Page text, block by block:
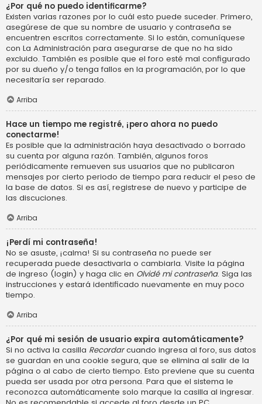
¿Por qué no puedo identificarme?
Existen varias razones por lo cuál esto puede suceder. Primero,
asegúrese de que su nombre de usuario y contraseña se
encuentren escritos correctamente. Si lo están, comuníquese
con La Administración para asegurarse de que no ha sido
excluido. También es posible que el foro esté mal configurado
por su dueño y/o tenga fallos en la programación, por lo que
necesitaría ser reparado.
Arriba
Hace un tiempo me registré, ¡pero ahora no puedo
conectarme!
Es posible que la administración haya desactivado o borrado
su cuenta por alguna razón. También, algunos foros
periódicamente remueven sus usuarios que no publicaron
mensajes por cierto periodo de tiempo para reducir el peso de
la base de datos. Si es así, registrese de nuevo y participe de
las discuciones.
Arriba
¡Perdí mi contraseña!
No se asuste, ¡calma! Si su contraseña no puede ser
recuperada puede desactivarla o cambiarla. Visite la página
de ingreso (login) y haga clic en Olvidé mi contraseña. Siga las
instrucciones y estará identificado nuevamente en muy poco
tiempo.
Arriba
¿Por qué mi sesión de usuario expira automáticamente?
Si no activa la casilla Recordarcuando ingresa al foro, sus datos
se guardan en una cookie segura, que se elimina al salir de la
página o al cabo de cierto tiempo. Esto previene que su cuenta
pueda ser usada por otra persona. Para que el sistema le
reconozca automáticamente solo marque la casilla al ingresar.